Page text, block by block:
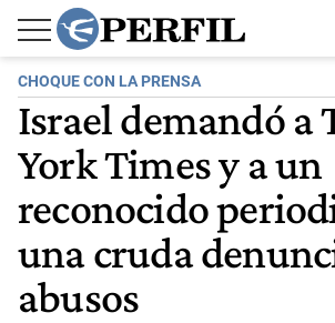
CHOQUE CON LA PRENSA
Israel demandó a
York Times y a un
reconocido
una cruda
abusos